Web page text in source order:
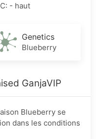
- haut
Genetics
Blueberry
GanjaVIP
Blueberry se
dans les conditions